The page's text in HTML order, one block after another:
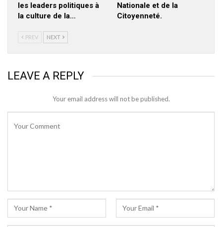
les leaders politiques à
la culture de la…
Nationale et de la
Citoyenneté.
PREV NEXT
LEAVE A REPLY
Your email address will not be published.